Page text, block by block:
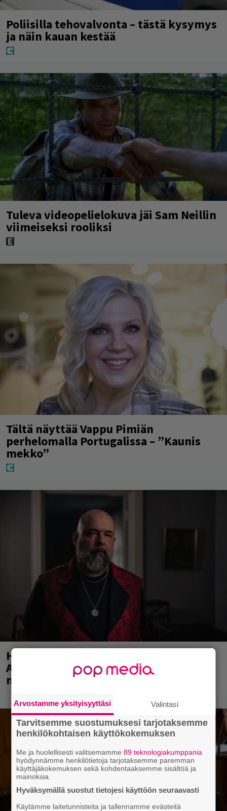
Poliisilla tehovalvonta – tästä kysymys
ja näin kauan kestää
Tuleva videopelielokuva jäi Sam Neillin
viimeiseksi rooliksi
Tältä näyttää Vappu Pimiän
perhelomalla Portugalissa – ”Kaunis
mekko”
Huomenna se ilmestyy – CMX:stä tutun
A.W. Yrjänän uutuusalbumi om
mammuttimainen kokonaisuus
Arvostamme yksityisyyttäsi Valintasi
Tarvitsemme suostumuksesi tarjotaksemme
henkilökohtaisen käyttökokemuksen
Me ja huolellisesti valitsemamme89 teknologiakumppania
hyödynnämme henkilötietoja tarjotaksemme paremman
käyttäjäkokemuksen sekä kohdentaaksemme sisältöä ja
mainoksia.
Hyväksymällä suostut tietojesi käyttöön seuraavasti
Käytämme laitetunnisteita ja tallennamme evästeitä